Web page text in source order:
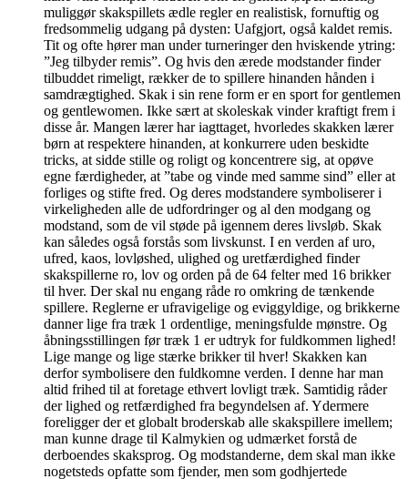
muliggør skakspillets ædle regler en realistisk, fornuftig og
fredsommelig udgang på dysten: Uafgjort, også kaldet remis.
Tit og ofte hører man under turneringer den hviskende ytring:
”Jeg tilbyder remis”. Og hvis den ærede modstander finder
tilbuddet rimeligt, rækker de to spillere hinanden hånden i
samdrægtighed. Skak i sin rene form er en sport for gentlemen
og gentlewomen. Ikke sært at skoleskak vinder kraftigt frem i
disse år. Mangen lærer har iagttaget, hvorledes skakken lærer
børn at respektere hinanden, at konkurrere uden beskidte
tricks, at sidde stille og roligt og koncentrere sig, at opøve
egne færdigheder, at ”tabe og vinde med samme sind” eller at
forliges og stifte fred. Og deres modstandere symboliserer i
virkeligheden alle de udfordringer og al den modgang og
modstand, som de vil støde på igennem deres livsløb. Skak
kan således også forstås som livskunst. I en verden af uro,
ufred, kaos, lovløshed, ulighed og uretfærdighed finder
skakspillerne ro, lov og orden på de 64 felter med 16 brikker
til hver. Der skal nu engang råde ro omkring de tænkende
spillere. Reglerne er ufravigelige og eviggyldige, og brikkerne
danner lige fra træk 1 ordentlige, meningsfulde mønstre. Og
åbningsstillingen før træk 1 er udtryk for fuldkommen lighed!
Lige mange og lige stærke brikker til hver! Skakken kan
derfor symbolisere den fuldkomne verden. I denne har man
altid frihed til at foretage ethvert lovligt træk. Samtidig råder
der lighed og retfærdighed fra begyndelsen af. Ydermere
foreligger der et globalt broderskab alle skakspillere imellem;
man kunne drage til Kalmykien og udmærket forstå de
derboendes skaksprog. Og modstanderne, dem skal man ikke
nogetsteds opfatte som fjender, men som godhjertede